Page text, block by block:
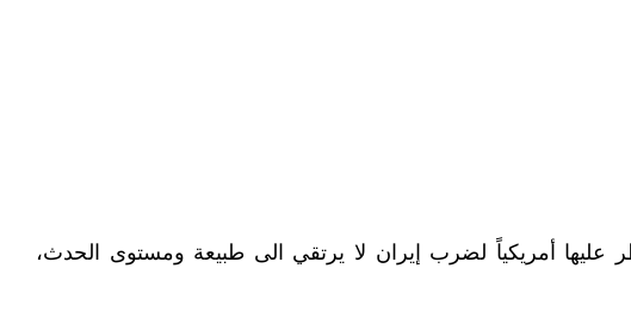
عليها أمريكياً لضرب إيران لا يرتقي الى طبيعة ومستوى الحدث،